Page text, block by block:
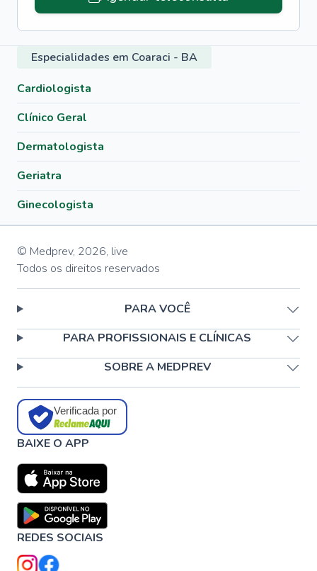
Especialidades em Coaraci - BA
Cardiologista
Clínico Geral
Dermatologista
Geriatra
Ginecologista
© Medprev, 2026, live
Todos os direitos reservados
PARA VOCÊ
PARA PROFISSIONAIS E CLÍNICAS
SOBRE A MEDPREV
Verificada por
BAIXE O APP
REDES SOCIAIS